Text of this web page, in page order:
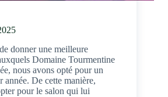
donner une meilleure
Domaine Tourmentine
nous avons opté pour un
année. De cette manière,
pour le salon qui lui